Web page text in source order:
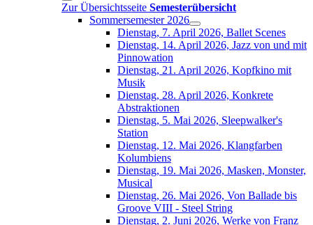
Zur Übersichtsseite Semesterübersicht
Sommersemester 2026
Dienstag, 7. April 2026, Ballet Scenes
Dienstag, 14. April 2026, Jazz von und mit
Pinnowation
Dienstag, 21. April 2026, Kopfkino mit
Musik
Dienstag, 28. April 2026, Konkrete
Abstraktionen
Dienstag, 5. Mai 2026, Sleepwalker's
Station
Dienstag, 12. Mai 2026, Klangfarben
Kolumbiens
Dienstag, 19. Mai 2026, Masken, Monster,
Musical
Dienstag, 26. Mai 2026, Von Ballade bis
Groove VIII - Steel String
Dienstag, 2. Juni 2026, Werke von Franz